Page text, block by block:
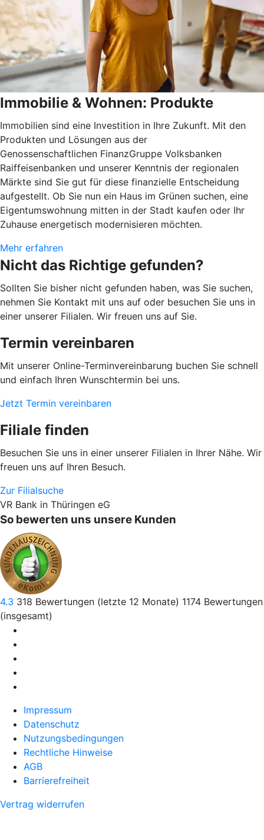
Immobilie & Wohnen: Produkte
Immobilien sind eine Investition in Ihre Zukunft. Mit den
Produkten und Lösungen aus der
Genossenschaftlichen FinanzGruppe Volksbanken
Raiffeisenbanken und unserer Kenntnis der regionalen
Märkte sind Sie gut für diese finanzielle Entscheidung
aufgestellt. Ob Sie nun ein Haus im Grünen suchen, eine
Eigentumswohnung mitten in der Stadt kaufen oder Ihr
Zuhause energetisch modernisieren möchten.
Mehr erfahren
Nicht das Richtige gefunden?
Sollten Sie bisher nicht gefunden haben, was Sie suchen,
nehmen Sie Kontakt mit uns auf oder besuchen Sie uns in
einer unserer Filialen. Wir freuen uns auf Sie.
Termin vereinbaren
Mit unserer Online-Terminvereinbarung buchen Sie schnell
und einfach Ihren Wunschtermin bei uns.
Jetzt Termin vereinbaren
Filiale finden
Besuchen Sie uns in einer unserer Filialen in Ihrer Nähe. Wir
freuen uns auf Ihren Besuch.
Zur Filialsuche
VR Bank in Thüringen eG
So bewerten uns unsere Kunden
4.3 318 Bewertungen (letzte 12 Monate) 1174 Bewertungen
(insgesamt)
Impressum
Datenschutz
Nutzungsbedingungen
Rechtliche Hinweise
AGB
Barrierefreiheit
Vertrag widerrufen